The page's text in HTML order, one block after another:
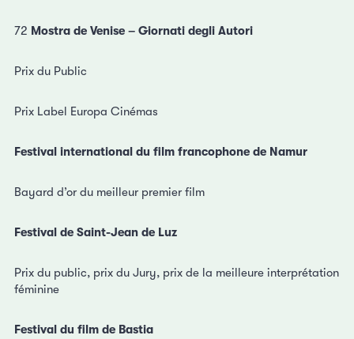
72 Mostra de Venise – Giornati degli Autori
Prix du Public
Prix Label Europa Cinémas
Festival international du film francophone de Namur
Bayard d’or du meilleur premier film
Festival de Saint-Jean de Luz
Prix du public, prix du Jury, prix de la meilleure interprétation
féminine
Festival du film de Bastia